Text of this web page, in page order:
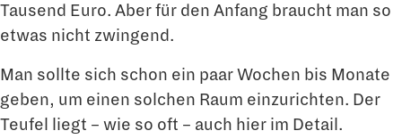
Tausend Euro. Aber für den Anfang braucht man so
etwas nicht zwingend.
Man sollte sich schon ein paar Wochen bis Monate
geben, um einen solchen Raum ein­zurichten. Der
Teufel liegt – wie so oft – auch hier im Detail.